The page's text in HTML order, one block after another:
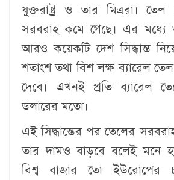
যুক্তরাষ্ট্র ও তার মিত্ররা।
সরবরাহ কমে গেছে। এর
আরও কয়েকটি দেশ সিদ্ধান্ত
শতাংশ তথা বিশ লক্ষ ব্যারেল
দেবে। এখনই প্রতি ব্যারেল
ডলারের মতো।
এই সিদ্ধান্তের পর তেলের
তার দামও বাড়বে বলেই মনে
বিশ্ব বাজার তো ইউরোপের